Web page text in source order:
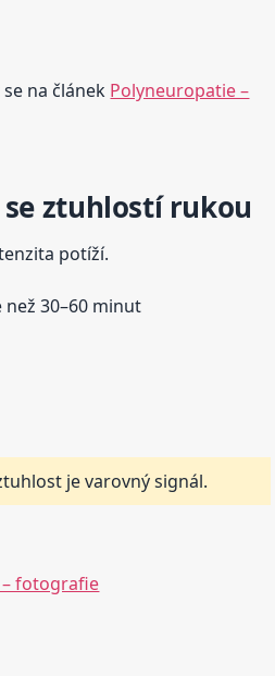
na článek Polyneuropatie –
ztuhlostí rukou
potíží.
30–60 minut
je varovný signál.
fotografie